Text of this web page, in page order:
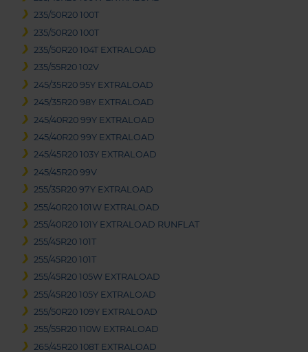
235/50R20 100T
235/50R20 100T
235/50R20 104T EXTRALOAD
235/55R20 102V
245/35R20 95Y EXTRALOAD
245/35R20 98Y EXTRALOAD
245/40R20 99Y EXTRALOAD
245/40R20 99Y EXTRALOAD
245/45R20 103Y EXTRALOAD
245/45R20 99V
255/35R20 97Y EXTRALOAD
255/40R20 101W EXTRALOAD
255/40R20 101Y EXTRALOAD RUNFLAT
255/45R20 101T
255/45R20 101T
255/45R20 105W EXTRALOAD
255/45R20 105Y EXTRALOAD
255/50R20 109Y EXTRALOAD
255/55R20 110W EXTRALOAD
265/45R20 108T EXTRALOAD